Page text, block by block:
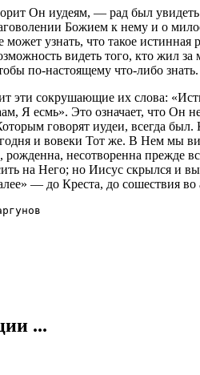
Он иудеям, — рад был увидеть
Божием к нему и о
может узнать, что такое
видеть того, кто жил
по-настоящему что-либо знать.
эти сокрушающие их слова:
Я есмь». Это означает, что Он
говорят иудеи, всегда
и вовеки Тот же. В Нем мы
несотворенна прежде
на Него; но Иисус скрылся и
— до Креста, до сошествия
...